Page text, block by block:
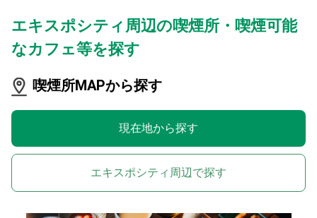
エキスポシティ周辺の喫煙所・喫煙可能
なカフェ等を探す
喫煙所MAPから探す
現在地から探す
エキスポシティ周辺で探す